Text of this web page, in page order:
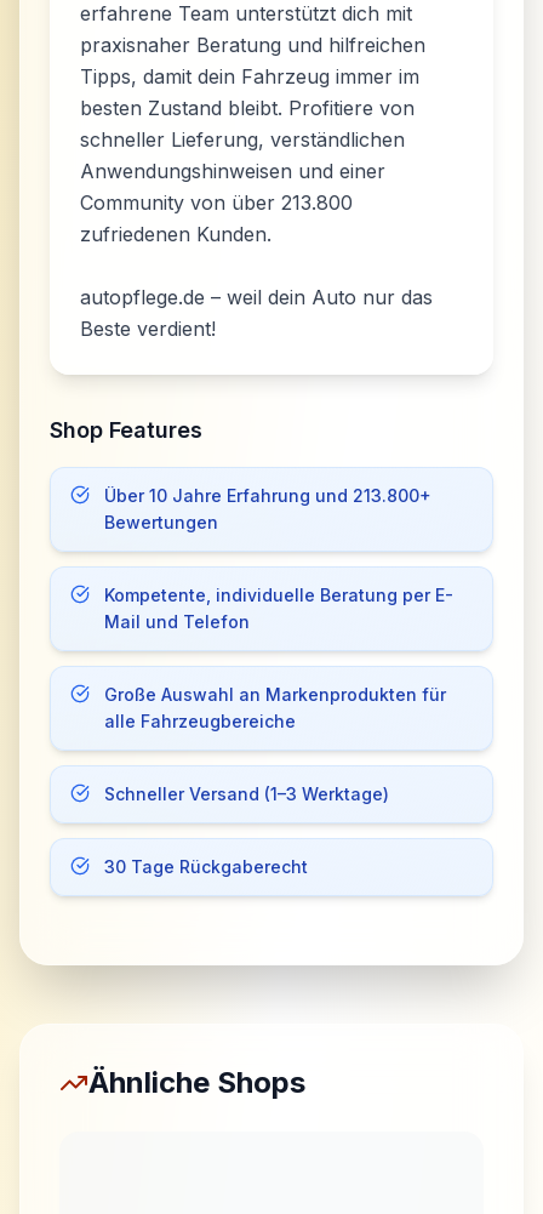
erfahrene Team unterstützt dich mit
praxisnaher Beratung und hilfreichen
Tipps, damit dein Fahrzeug immer im
besten Zustand bleibt. Profitiere von
schneller Lieferung, verständlichen
Anwendungshinweisen und einer
Community von über 213.800
zufriedenen Kunden.
autopflege.de – weil dein Auto nur das
Beste verdient!
Shop Features
Über 10 Jahre Erfahrung und 213.800+
Bewertungen
Kompetente, individuelle Beratung per E-
Mail und Telefon
Große Auswahl an Markenprodukten für
alle Fahrzeugbereiche
Schneller Versand (1–3 Werktage)
30 Tage Rückgaberecht
Ähnliche Shops